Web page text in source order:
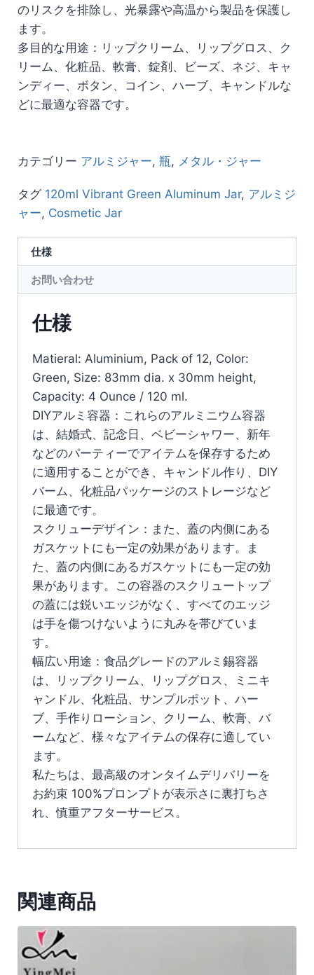
のリスクを排除し、光暴露や高温から製品を保護し
ます。
多目的な用途：リップクリーム、リップグロス、ク
リーム、化粧品、軟膏、錠剤、ビーズ、ネジ、キャ
ンディー、ボタン、コイン、ハーブ、キャンドルな
どに最適な容器です。
カテゴリー アルミジャー, 瓶, メタル・ジャー
タグ 120ml Vibrant Green Aluminum Jar, アルミジ
ャー, Cosmetic Jar
仕様
お問い合わせ
仕様
Matieral: Aluminium, Pack of 12, Color:
Green, Size: 83mm dia. x 30mm height,
Capacity: 4 Ounce / 120 ml.
DIYアルミ容器：これらのアルミニウム容器
は、結婚式、記念日、ベビーシャワー、新年
などのパーティーでアイテムを保存するため
に適用することができ、キャンドル作り、DIY
バーム、化粧品パッケージのストレージなど
に最適です。
スクリューデザイン：また、蓋の内側にある
ガスケットにも一定の効果があります。ま
た、蓋の内側にあるガスケットにも一定の効
果があります。この容器のスクリュートップ
の蓋には鋭いエッジがなく、すべてのエッジ
は手を傷つけないように丸みを帯びていま
す。
幅広い用途：食品グレードのアルミ錫容器
は、リップクリーム、リップグロス、ミニキ
ャンドル、化粧品、サンプルポット、ハー
ブ、手作りローション、クリーム、軟膏、バ
ームなど、様々なアイテムの保存に適してい
ます。
私たちは、最高級のオンタイムデリバリーを
お約束 100%プロンプトが表示さに裏打ちさ
れ、慎重アフターサービス。
関連商品